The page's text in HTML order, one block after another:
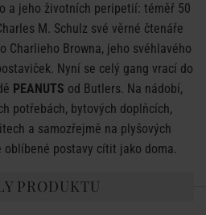
a jeho životních peripetií: téměř 50
M. Schulz své věrné čtenáře
Charlieho Browna, jeho svéhlavého
Nyní se celý gang vrací do
PEANUTS od Butlers. Na nádobí,
potřebách, bytových doplňcích,
a samozřejmě na plyšových
oblíbené postavy cítit jako doma.
PRODUKTU